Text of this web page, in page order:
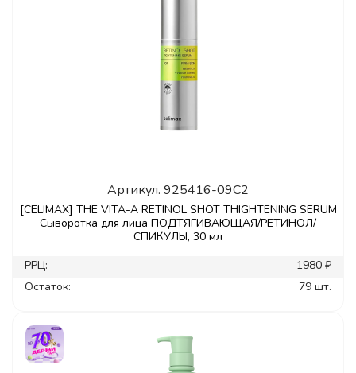
Артикул. 925416-09C2
[CELIMAX] THE VITA-A RETINOL SHOT THIGHTENING SERUM
Сыворотка для лица ПОДТЯГИВАЮЩАЯ/РЕТИНОЛ/
СПИКУЛЫ, 30 мл
РРЦ:
1980 ₽
Остаток:
79 шт.